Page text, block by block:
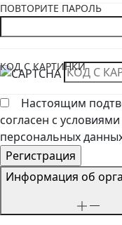
ПОВТОРИТЕ ПАРОЛЬ
КОД С КАРТИНКИ
Настоящим
согласен с
персональных
Информация об